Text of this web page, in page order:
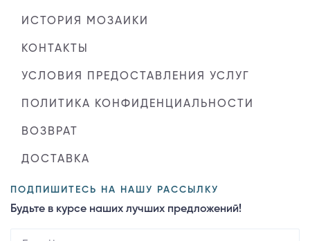
ИСТОРИЯ МОЗАИКИ
КОНТАКТЫ
УСЛОВИЯ ПРЕДОСТАВЛЕНИЯ УСЛУГ
ПОЛИТИКА КОНФИДЕНЦИАЛЬНОСТИ
ВОЗВРАТ
ДОСТАВКА
ПОДПИШИТЕСЬ НА НАШУ РАССЫЛКУ
Будьте в курсе наших лучших предложений!